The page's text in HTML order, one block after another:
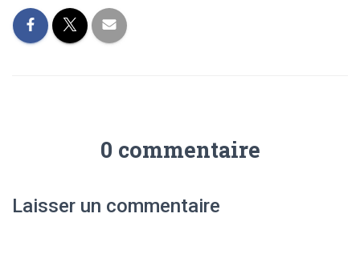
0 commentaire
Laisser un commentaire